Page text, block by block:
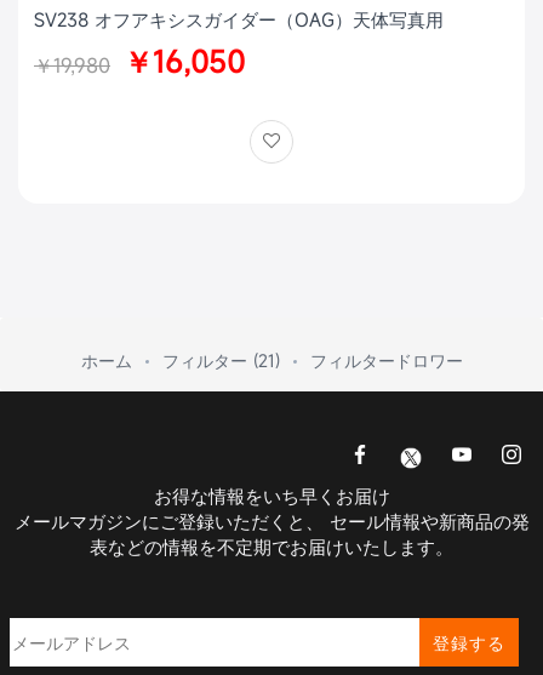
SV238 オフアキシスガイダー（OAG）天体写真用
￥19,980 ￥16,050
ホーム フィルター (21) フィルタードロワー
お得な情報をいち早くお届け
メールマガジンにご登録いただくと、 セール情報や新商品の発
表などの情報を不定期でお届けいたします。
登録する